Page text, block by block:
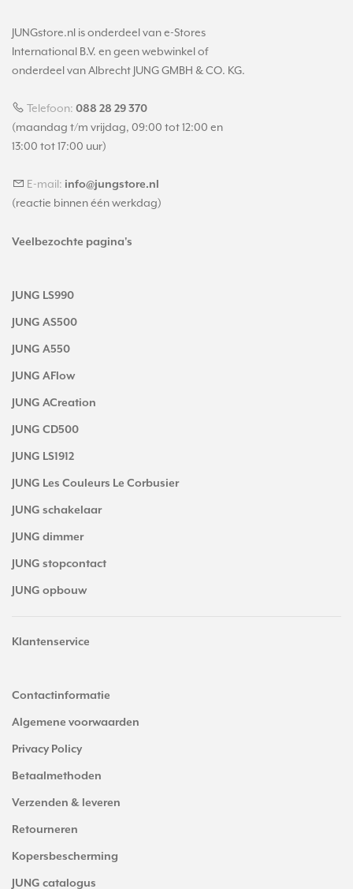
JUNGstore.nl is onderdeel van e-Stores
International B.V. en geen webwinkel of
onderdeel van Albrecht JUNG GMBH & CO. KG.
Telefoon: 088 28 29 370
(maandag t/m vrijdag, 09:00 tot 12:00 en
13:00 tot 17:00 uur)
E-mail: info@jungstore.nl
(reactie binnen één werkdag)
Veelbezochte pagina's
JUNG LS990
JUNG AS500
JUNG A550
JUNG AFlow
JUNG ACreation
JUNG CD500
JUNG LS1912
JUNG Les Couleurs Le Corbusier
JUNG schakelaar
JUNG dimmer
JUNG stopcontact
JUNG opbouw
Klantenservice
Contactinformatie
Algemene voorwaarden
Privacy Policy
Betaalmethoden
Verzenden & leveren
Retourneren
Kopersbescherming
JUNG catalogus